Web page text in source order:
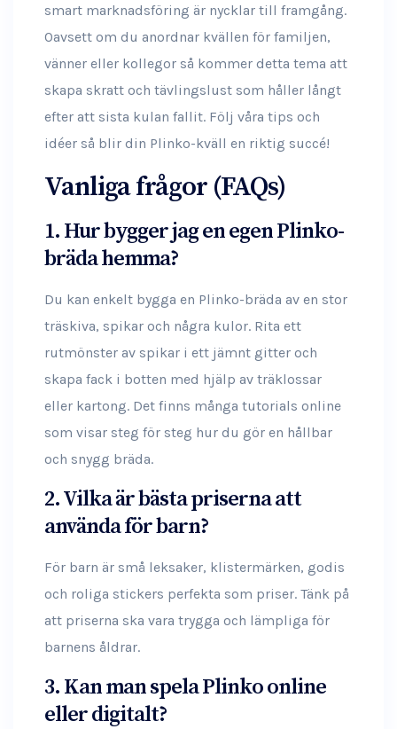
smart marknadsföring är nycklar till framgång.
Oavsett om du anordnar kvällen för familjen,
vänner eller kollegor så kommer detta tema att
skapa skratt och tävlingslust som håller långt
efter att sista kulan fallit. Följ våra tips och
idéer så blir din Plinko-kväll en riktig succé!
Vanliga frågor (FAQs)
1. Hur bygger jag en egen Plinko-
bräda hemma?
Du kan enkelt bygga en Plinko-bräda av en stor
träskiva, spikar och några kulor. Rita ett
rutmönster av spikar i ett jämnt gitter och
skapa fack i botten med hjälp av träklossar
eller kartong. Det finns många tutorials online
som visar steg för steg hur du gör en hållbar
och snygg bräda.
2. Vilka är bästa priserna att
använda för barn?
För barn är små leksaker, klistermärken, godis
och roliga stickers perfekta som priser. Tänk på
att priserna ska vara trygga och lämpliga för
barnens åldrar.
3. Kan man spela Plinko online
eller digitalt?